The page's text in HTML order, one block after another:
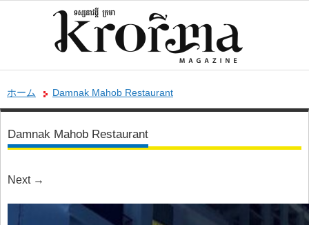
ホーム Damnak Mahob Restaurant
Damnak Mahob Restaurant
Next →